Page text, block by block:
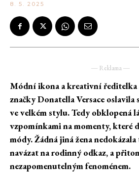
8. 5. 2025
― Reklama ―
Módní ikona a kreativní ředitelka
značkyDonatella Versace oslavila
ve velkém stylu. Tedy obklopená
vzpomínkami na momenty, které
módy. Žádná jiná žena
navázat na rodinný odkaz, a
nezapomenutelným fenoménem.